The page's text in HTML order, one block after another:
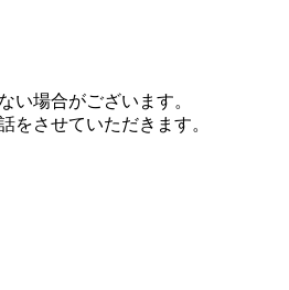
い場合がございます。
をさせていただきます。